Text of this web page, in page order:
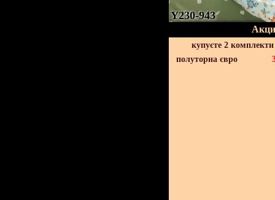
Y230-943
купуєте 2
полуторна євро